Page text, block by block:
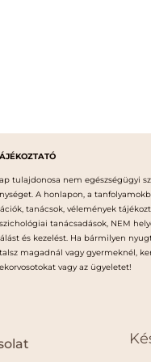
tulajdonosa nem egészségügyi
A honlapon, a
tanácsok, vélemények
tanácsadások, NEM
és kezelést. Ha bármilyen
magadnál vagy gyermeknél,
vagy az ügyeletet!